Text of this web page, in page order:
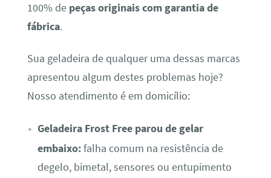
100% de peças originais com garantia de
fábrica.
Sua geladeira de qualquer uma dessas marcas
apresentou algum destes problemas hoje?
Nosso atendimento é em domicílio:
Geladeira Frost Free parou de gelar
embaixo:falha comum na resistência de
degelo, bimetal, sensores ou entupimento